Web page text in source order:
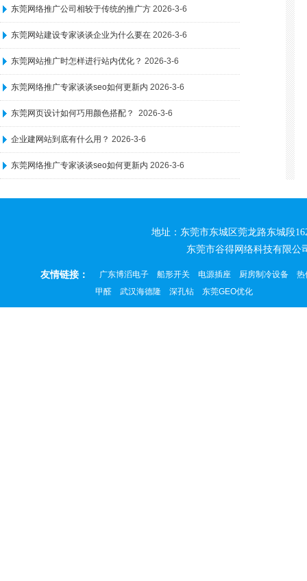
东莞网络推广公司相较于传统的推广方 2026-3-6
东莞网站建设专家谈谈企业为什么要在 2026-3-6
东莞网站推广时怎样进行站内优化？ 2026-3-6
东莞网络推广专家谈谈seo如何更新内 2026-3-6
东莞网页设计如何巧用颜色搭配？ 2026-3-6
企业建网站到底有什么用？ 2026-3-6
东莞网络推广专家谈谈seo如何更新内 2026-3-6
地址：东莞市东城区莞龙路东城段
东莞市谷得网络科技有限公
友情链接： 广东博滔电子 船形开关 电源插座 厨房制冷设备
热
甲醛
武汉海德隆 深孔钻 东莞GEO优化